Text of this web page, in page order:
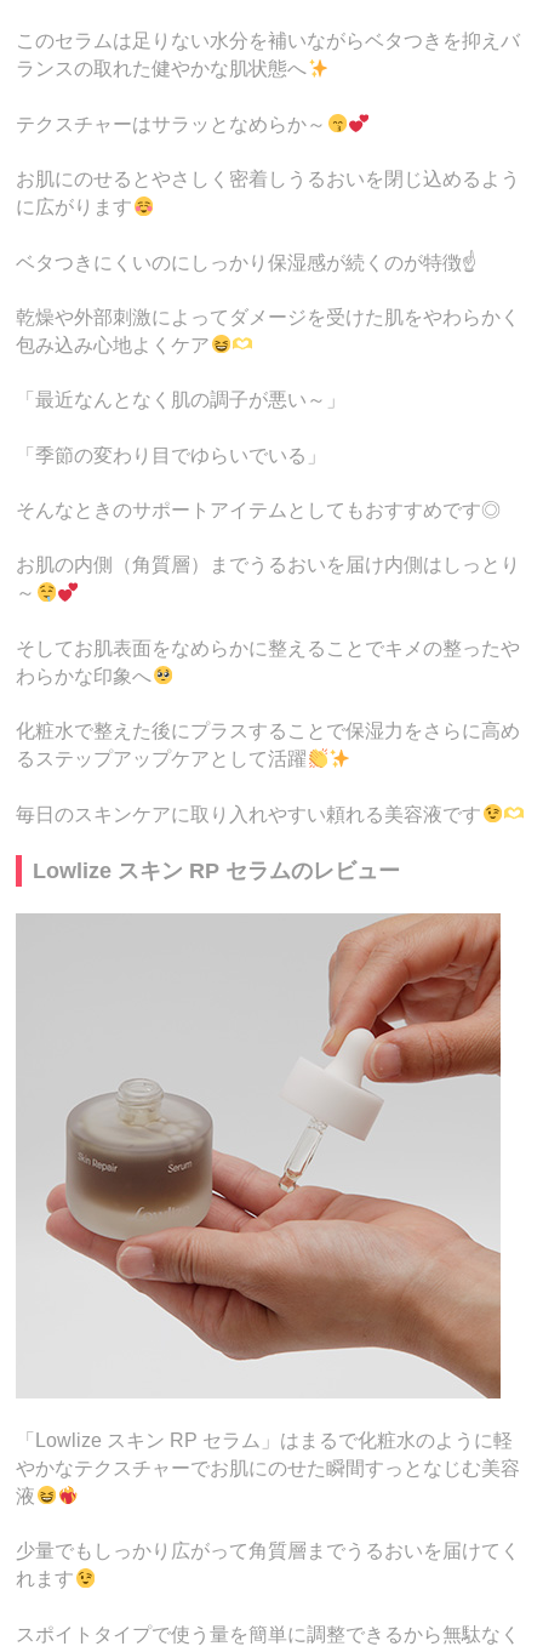
このセラムは足りない水分を補いながらベタつきを抑えバ
ランスの取れた健やかな肌状態へ
テクスチャーはサラッとなめらか～
お肌にのせるとやさしく密着しうるおいを閉じ込めるよう
に広がります
ベタつきにくいのにしっかり保湿感が続くのが特徴☝️
乾燥や外部刺激によってダメージを受けた肌をやわらかく
包み込み心地よくケア
「最近なんとなく肌の調子が悪い～」
「季節の変わり目でゆらいでいる」
そんなときのサポートアイテムとしてもおすすめです◎
お肌の内側（角質層）までうるおいを届け内側はしっとり
～
そしてお肌表面をなめらかに整えることでキメの整ったや
わらかな印象へ
化粧水で整えた後にプラスすることで保湿力をさらに高め
るステップアップケアとして活躍
毎日のスキンケアに取り入れやすい頼れる美容液です
Lowlize スキン RP セラムのレビュー
「Lowlize スキン RP セラム」はまるで化粧水のように軽
やかなテクスチャーでお肌にのせた瞬間すっとなじむ美容
液
少量でもしっかり広がって角質層までうるおいを届けてく
れます
スポイトタイプで使う量を簡単に調整できるから無駄なく